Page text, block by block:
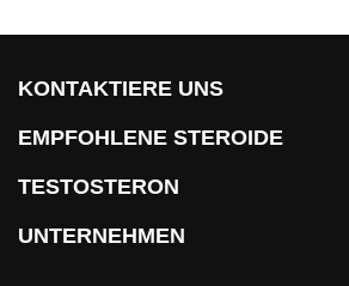
KONTAKTIERE UNS
EMPFOHLENE STEROIDE
TESTOSTERON
UNTERNEHMEN